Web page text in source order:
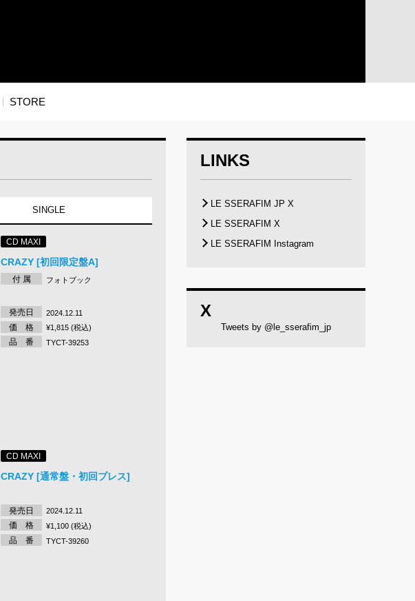
STORE
SINGLE
CD MAXI
CRAZY [初回限定盤A]
付 属 フォトブック
発売日 2024.12.11
価 格 ¥1,815 (税込)
品 番 TYCT-39253
CD MAXI
CRAZY [通常盤・初回プレス]
発売日 2024.12.11
価 格 ¥1,100 (税込)
品 番 TYCT-39260
LINKS
LE SSERAFIM JP X
LE SSERAFIM X
LE SSERAFIM Instagram
X
Tweets by @le_sserafim_jp